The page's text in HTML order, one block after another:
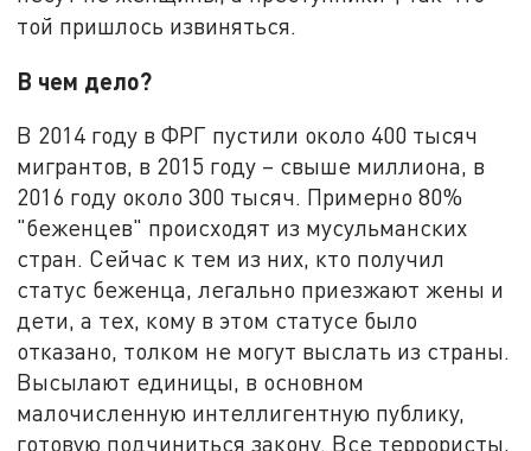
той пришлось извиняться.
В чем дело?
В 2014 году в ФРГ пустили около 400 тысяч
мигрантов, в 2015 году – свыше миллиона, в
2016 году около 300 тысяч. Примерно 80%
"беженцев" происходят из мусульманских
стран. Сейчас к тем из них, кто получил
статус беженца, легально приезжают жены и
дети, а тех, кому в этом статусе было
отказано, толком не могут выслать из страны.
Высылают единицы, в основном
малочисленную интеллигентную публику,
готовую подчиниться закону. Все террористы,